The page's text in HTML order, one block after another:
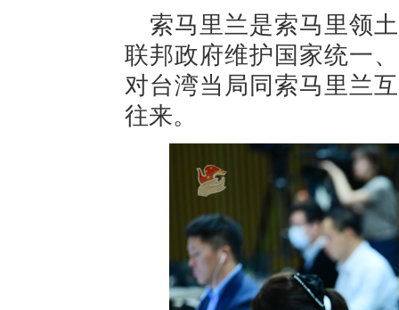
索马里兰是索马里领
联邦政府维护国家统一
对台湾当局同索马里兰
往来。